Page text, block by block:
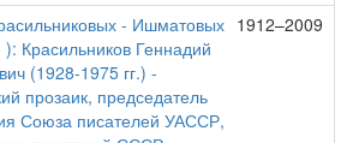
- Ишматовых
): Красильников Геннадий
(1928-1975 гг.) -
прозаик, председатель
Союза писателей УАССР,
1912–2009